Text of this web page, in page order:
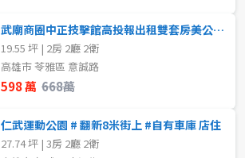
武廟商圈中正技擊館高投報出租雙套房美公寓3樓
19.55 坪 | 2房 2廳 2衛
高雄市 苓雅區 意誠路
598 萬 668萬
仁武運動公園 # 翻新8米街上 #自有車庫 店住
27.74 坪 | 3房 2廳 2衛